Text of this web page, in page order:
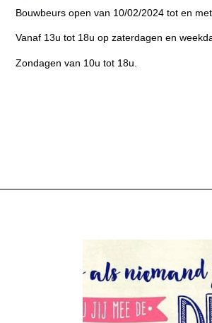
Bouwbeurs open van 10/02/2024 tot en
Vanaf 13u tot 18u op zaterdagen en
Zondagen van 10u tot 18u.